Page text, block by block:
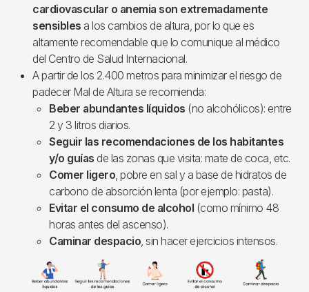
cardiovascular o anemia son extremadamente
sensibles a los cambios de altura, por lo que es
altamente recomendable que lo comunique al médico
del Centro de Salud Internacional.
A partir de los 2.400 metros para minimizar el riesgo de
padecer Mal de Altura se recomienda:
Beber abundantes líquidos (no alcohólicos): entre
2 y 3 litros diarios.
Seguir las recomendaciones de los habitantes
y/o guías de las zonas que visita: mate de coca, etc.
Comer ligero , pobre en sal y a base de hidratos de
carbono de absorción lenta (por ejemplo: pasta).
Evitar el consumo de alcohol (como mínimo 48
horas antes del ascenso).
Caminar despacio , sin hacer ejercicios intensos.
Imagen